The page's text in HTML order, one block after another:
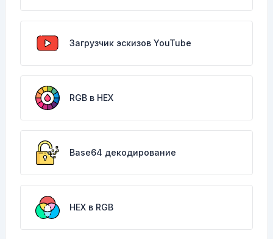
Загрузчик эскизов YouTube
RGB в HEX
Base64 декодирование
HEX в RGB